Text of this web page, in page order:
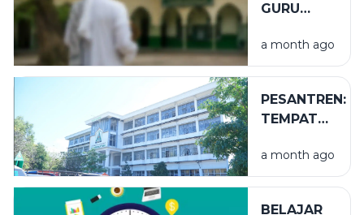
GURU
a month ago
PESANTREN:
TEMPAT
YANG TAK
TERLIHAT
a month ago
BELAJAR